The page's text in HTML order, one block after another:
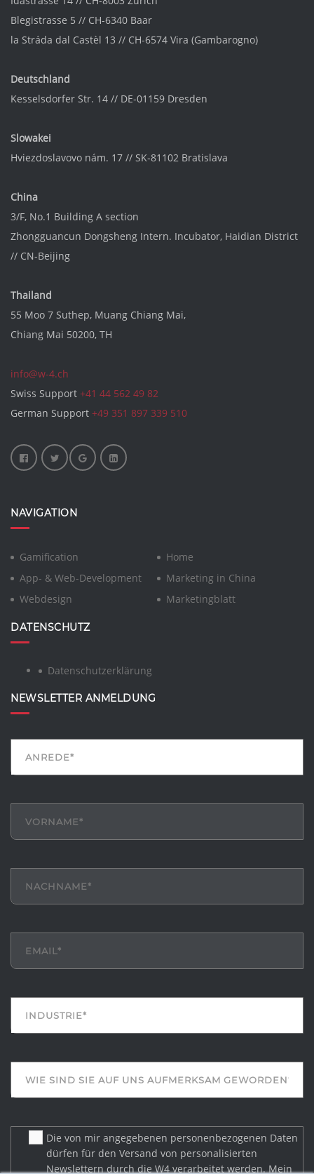
Blegistrasse 5 // CH-6340 Baar
la Stráda dal Castèl 13 // CH-6574 Vira (Gambarogno)
Deutschland
Kesselsdorfer Str. 14 // DE-01159 Dresden
Slowakei
Hviezdoslavovo nám. 17 // SK-81102 Bratislava
China
3/F, No.1 Building A section
Zhongguancun Dongsheng Intern. Incubator, Haidian District
// CN-Beijing
Thailand
55 Moo 7 Suthep, Muang Chiang Mai,
Chiang Mai 50200, TH
info@w-4.ch
Swiss Support +41 44 562 49 82
German Support +49 351 897 339 510
NAVIGATION
Gamification
Home
App- & Web-Development
Marketing in China
Webdesign
Marketingblatt
DATENSCHUTZ
Datenschutzerklärung
NEWSLETTER ANMELDUNG
Die von mir angegebenen personenbezogenen Daten
dürfen für den Versand von personalisierten
Newslettern durch die W4 verarbeitet werden. Mein